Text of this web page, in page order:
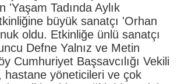
'Yaşam Tadında Aylık
büyük sanatçı 'Orhan
oldu. Etkinliğe ünlü sanatçı
Defne Yalnız ve Metin
Cumhuriyet Başsavcılığı Vekili
hastane yöneticileri ve çok